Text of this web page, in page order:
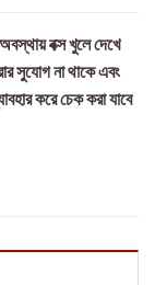
বক্স খুলে দেখে
সুযোগ না থাকে এবং
করে চেক করা যাবে